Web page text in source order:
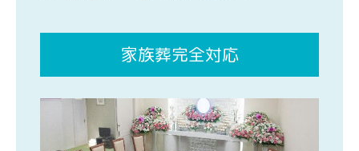
家族葬完全対応